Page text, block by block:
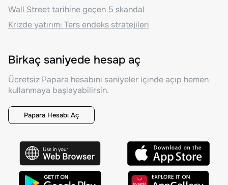
Wall Street tarihine geçen 5 skandal
Krizde yatırım: Ters endeks stratejileri
Birkaç saniyede hesap aç
Ücretsiz Papara hesabını saniyeler içinde açıp hemen
kullanmaya başlayabilirsin.
Papara Hesabı Aç